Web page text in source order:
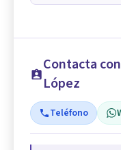
Contacta
López
Teléfono